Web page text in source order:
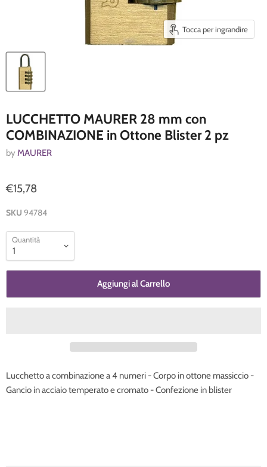
Tocca per ingrandire
LUCCHETTO MAURER 28 mm con
COMBINAZIONE in Ottone Blister 2 pz
by MAURER
€15,78
SKU 94784
Quantità
Aggiungi al Carrello
Lucchetto a combinazione a 4 numeri - Corpo in ottone massiccio -
Gancio in acciaio temperato e cromato - Confezione in blister